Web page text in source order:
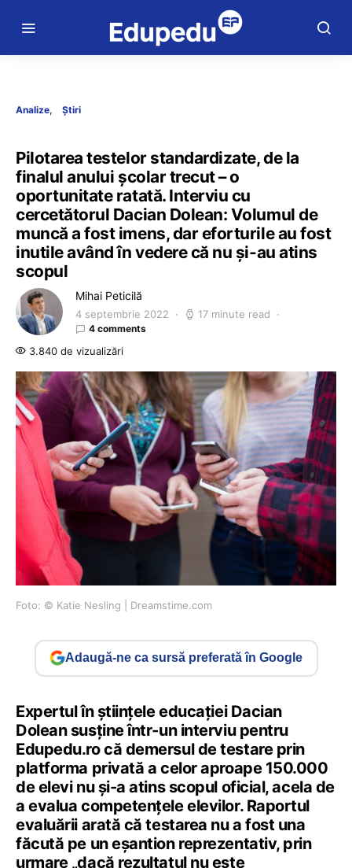
Analize Știri
Pilotarea testelor standardizate, de la
finalul anului școlar trecut – o
oportunitate ratată. Interviu cu
cercetătorul Dacian Dolean: Volumul de
muncă a fost imens, dar eforturile au fost
inutile având în vedere că nu și-au atins
scopul
Mihai Peticilă
4 septembrie 2022 17 minute read
4 comments
3.840 de vizualizări
Foto: © Katie Nesling | Dreamstime.com
Adaugă-ne ca sursă preferată în Google
Expertul în științele educației Dacian
Dolean susține într-un interviu pentru
Edupedu.ro că demersul de testare prin
platforma privată a celor aproape 150.000
de elevi nu și-a atins scopul oficial, acela de
a evalua competențele elevilor. Raportul
evaluării arată că testarea nu a fost una
făcută pe un eșantion reprezentativ, prin
urmare „dacă rezultatul nu este